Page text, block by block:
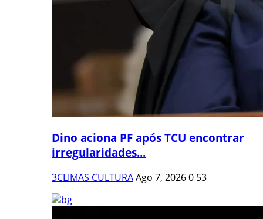
Dino aciona PF após TCU encontrar
irregularidades...
3CLIMAS CULTURAAgo 7, 20260 53